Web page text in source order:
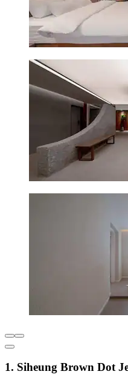
1. Siheung Brown Dot